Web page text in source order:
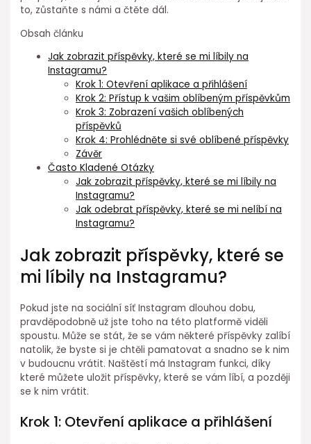
to, zůstaňte s námi a čtěte dál.
Obsah článku
Jak zobrazit příspěvky, které se mi líbily na
Instagramu?
Krok 1: Otevření aplikace a přihlášení
Krok 2: Přístup k vašim oblíbeným příspěvkům
Krok 3: Zobrazení vašich oblíbených
příspěvků
Krok 4: Prohlédněte si své oblíbené příspěvky
Závěr
Často Kladené Otázky
Jak zobrazit příspěvky, které se mi líbily na
Instagramu?
Jak odebrat příspěvky, které se mi nelíbí na
Instagramu?
Jak zobrazit příspěvky, které se
mi líbily na Instagramu?
Pokud jste na sociální síť Instagram dlouhou dobu,
pravděpodobně už jste toho na této platformě viděli
spoustu. Může se stát, že se vám některé příspěvky zalíbí
natolik, že byste si je chtěli pamatovat a snadno se k nim
v budoucnu vrátit. Naštěstí má Instagram funkci, díky
které můžete uložit příspěvky, které se vám líbí, a později
se k nim vrátit.
Krok 1: Otevření aplikace a přihlášení